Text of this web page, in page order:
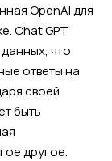
OpenAI для
Chat GPT
что
ответы на
своей
быть
другое.